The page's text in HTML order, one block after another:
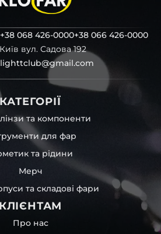
+38 068 426-0000+38 066 426-0000
вул. Садова 192
КАТЕГОРІЇ
та компоненти
для фар
та рідини
Мерч
та складові фари
КЛІЄНТАМ
Про нас